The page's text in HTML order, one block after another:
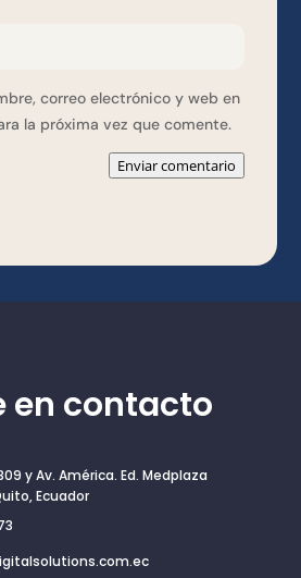
correo electrónico y web en
la próxima vez que comente.
Enviar comentario
en contacto
y Av. América. Ed. Medplaza
Ecuador